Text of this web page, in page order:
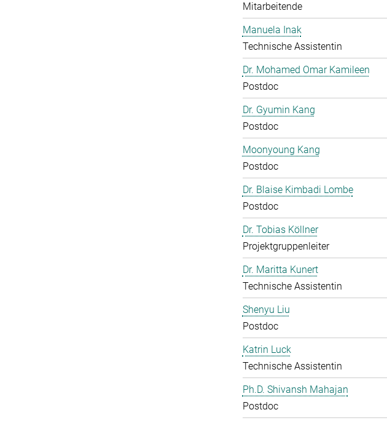
Mitarbeitende
Manuela Inak
Technische Assistentin
Dr. Mohamed Omar Kamileen
Postdoc
Dr. Gyumin Kang
Postdoc
Moonyoung Kang
Postdoc
Dr. Blaise Kimbadi Lombe
Postdoc
Dr. Tobias Köllner
Projektgruppenleiter
Dr. Maritta Kunert
Technische Assistentin
Shenyu Liu
Postdoc
Katrin Luck
Technische Assistentin
Ph.D. Shivansh Mahajan
Postdoc